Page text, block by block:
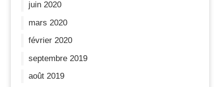
juin 2020
mars 2020
février 2020
septembre 2019
août 2019